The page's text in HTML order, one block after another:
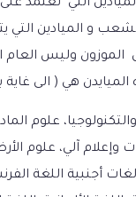
التي تعتمد
و الميادين التي
وليس العام
هي ( الى غاية
علوم
وإعلام آلي، علوم
أجنبية اللغة